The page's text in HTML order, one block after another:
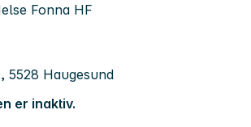
Fonna HF
5528 Haugesund
er inaktiv.